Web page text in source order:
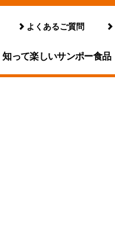
よくあるご質問
知って楽しいサンポー食品